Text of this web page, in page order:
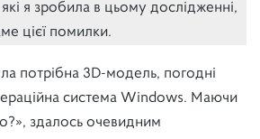
я зробила в цьому дослідженні,
цієї помилки.
потрібна 3D-модель, погодні
система Windows. Маючи
здалось очевидним